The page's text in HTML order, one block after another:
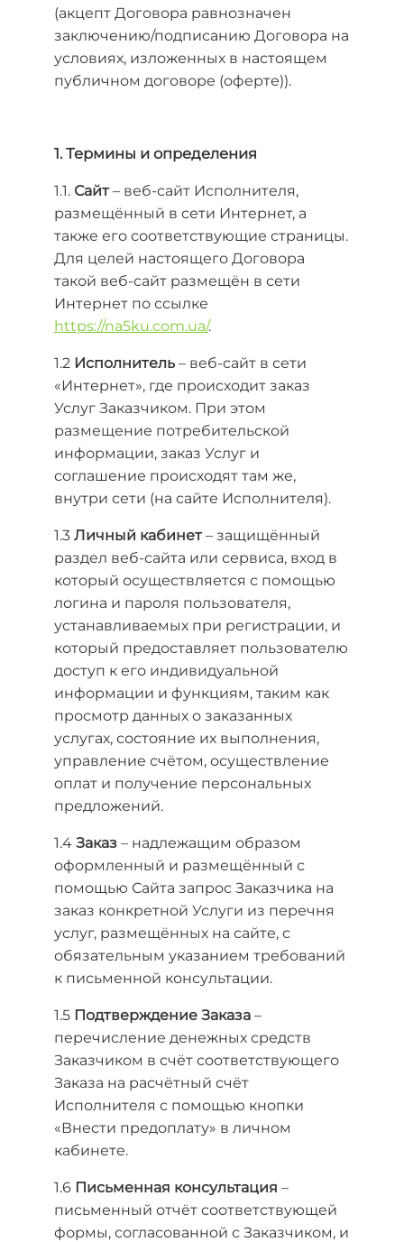
(акцепт Договора равнозначен
заключению/подписанию Договора на
условиях, изложенных в настоящем
публичном договоре (оферте)).
1. Термины и определения
1.1. Сайт– веб-сайт Исполнителя,
размещённый в сети Интернет, а
также его соответствующие страницы.
Для целей настоящего Договора
такой веб-сайт размещён в сети
Интернет по ссылке
https://na5ku.com.ua/.
1.2 Исполнитель – веб-сайт в сети
«Интернет», где происходит заказ
Услуг Заказчиком. При этом
размещение потребительской
информации, заказ Услуг и
соглашение происходят там же,
внутри сети (на сайте Исполнителя).
1.3 Личный кабинет– защищённый
раздел веб-сайта или сервиса, вход в
который осуществляется с помощью
логина и пароля пользователя,
устанавливаемых при регистрации, и
который предоставляет пользователю
доступ к его индивидуальной
информации и функциям, таким как
просмотр данных о заказанных
услугах, состояние их выполнения,
управление счётом, осуществление
оплат и получение персональных
предложений.
1.4 Заказ – надлежащим образом
оформленный и размещённый с
помощью Сайта запрос Заказчика на
заказ конкретной Услуги из перечня
услуг, размещённых на сайте, с
обязательным указанием требований
к письменной консультации.
1.5 Подтверждение Заказа –
перечисление денежных средств
Заказчиком в счёт соответствующего
Заказа на расчётный счёт
Исполнителя с помощью кнопки
«Внести предоплату» в личном
кабинете.
1.6 Письменная консультация –
письменный отчёт соответствующей
формы, согласованной с Заказчиком, и